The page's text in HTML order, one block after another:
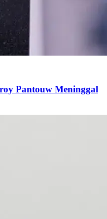
Pantouw Meninggal